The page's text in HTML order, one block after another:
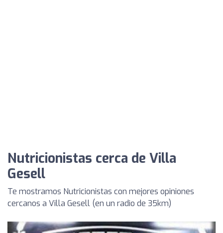
Nutricionistas cerca de Villa
Gesell
Te mostramos Nutricionistas con mejores opiniones
cercanos a Villa Gesell (en un radio de 35km)